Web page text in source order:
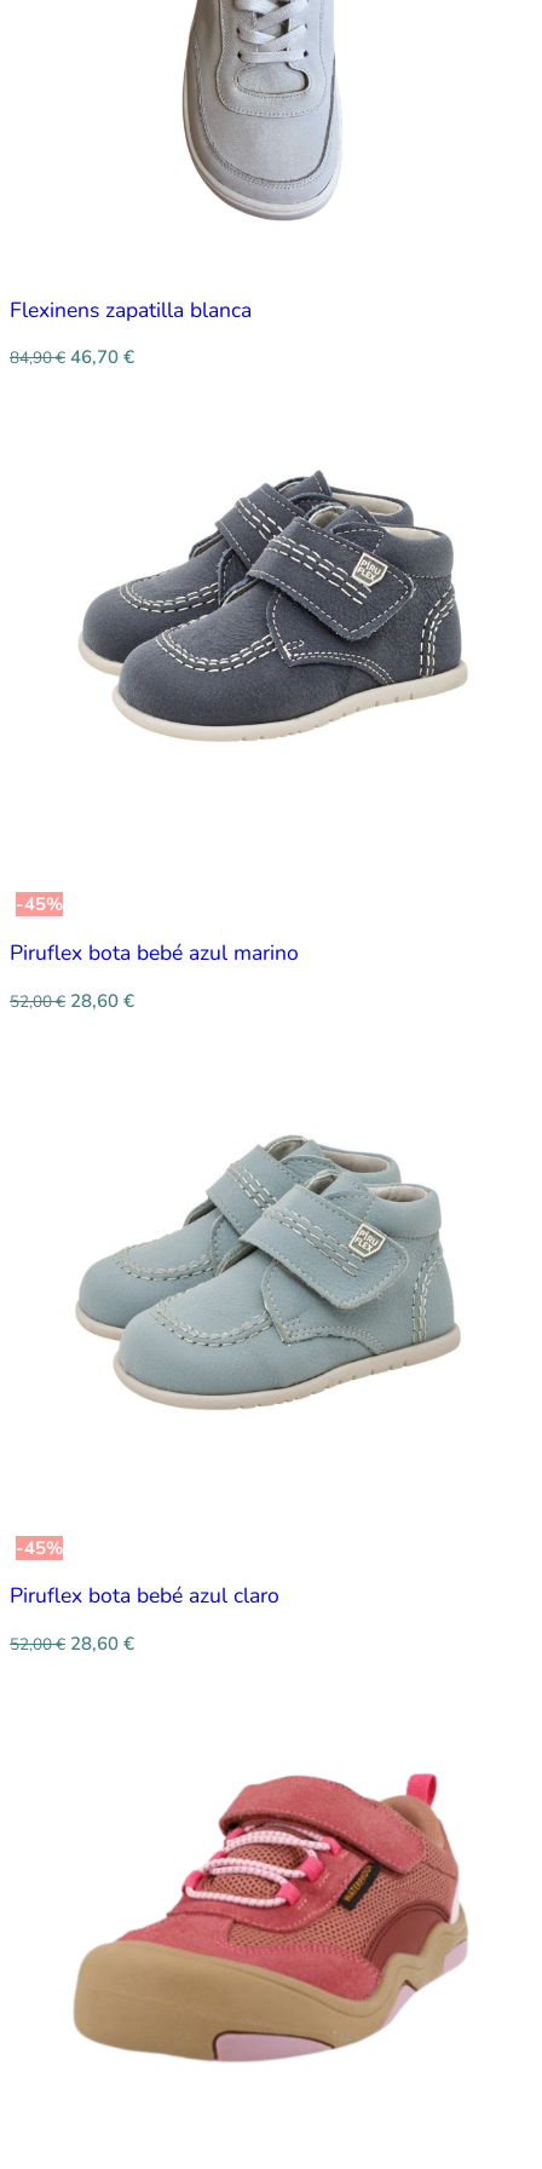
Flexinens zapatilla blanca
84,90€ 46,70 €
-45%
Piruflex bota bebé azul marino
52,00€ 28,60 €
-45%
Piruflex bota bebé azul claro
52,00€ 28,60 €